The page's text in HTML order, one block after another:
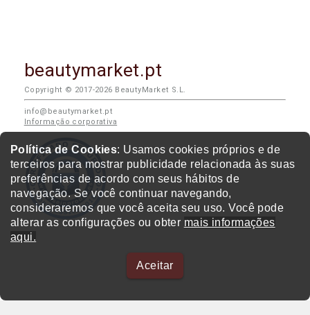
Política de Cookies: Usamos cookies próprios e de
terceiros para mostrar publicidade relacionada às suas
preferências de acordo com seus hábitos de
navegação. Se você continuar navegando,
consideraremos que você aceita seu uso. Você pode
alterar as configurações ou obter mais informações
aqui.
Aceitar
beautymarket.pt
Copyright © 2017-2026 BeautyMarket S.L.
info@beautymarket.pt
Informação corporativa